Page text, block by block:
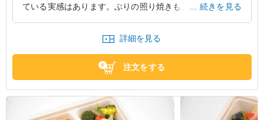
ている実感はあります。ぶりの照り焼きも美味しかったの
価格を考えると満足感は好みが分かれるところです。
東京都台東区上野桜木
続きを見る
詳細を見る
注文をする